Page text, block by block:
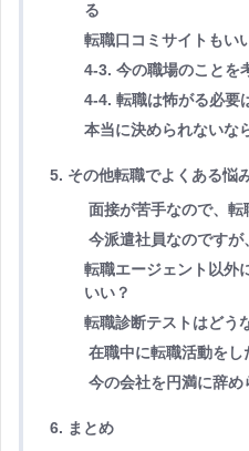
る
転職口コミサイトもい
4-3. 今の職場のことを
4-4. 転職は怖がる必要
本当に決められないな
5. その他転職でよくある悩
面接が苦手なので、
今派遣社員なのですが
転職エージェント以外
いい？
転職診断テストはどう
在職中に転職活動をし
今の会社を円満に辞め
6. まとめ